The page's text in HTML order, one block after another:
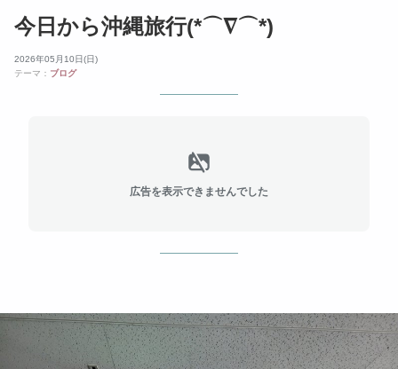
今日から沖縄旅行(*⌒∇⌒*)
2026年05月10日(日)
テーマ： ブログ
広告を表示できませんでした